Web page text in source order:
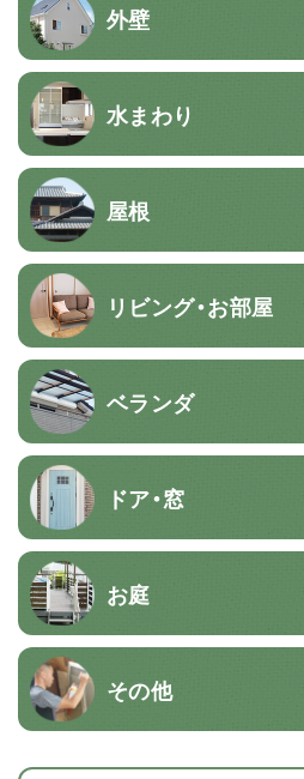
外壁
水まわり
屋根
リビング・お部屋
ベランダ
ドア・窓
お庭
その他